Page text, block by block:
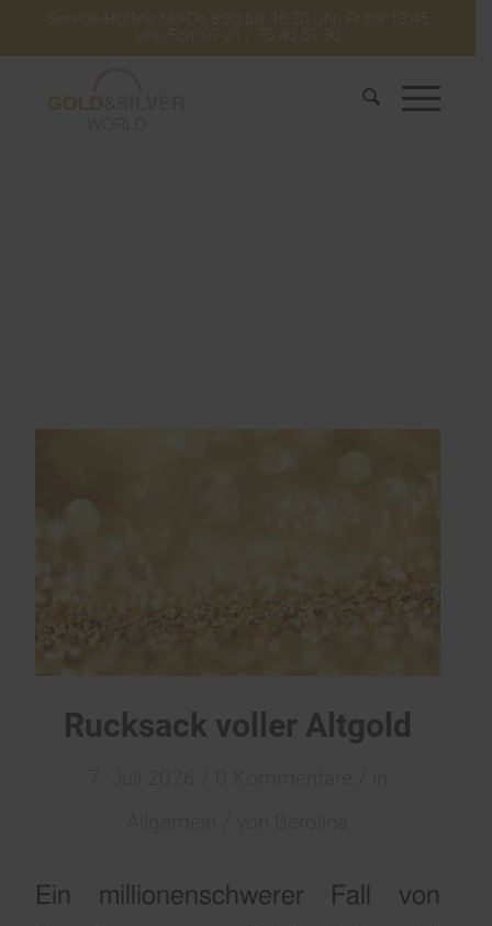
Service-Hotline Mo-Do 8:30 bis 16:30 Uhr. Fr bis 13:45
Uhr. Fon: 07 21 / 75 40 51 30
Rucksack voller Altgold
Ein millionenschwerer Fall von